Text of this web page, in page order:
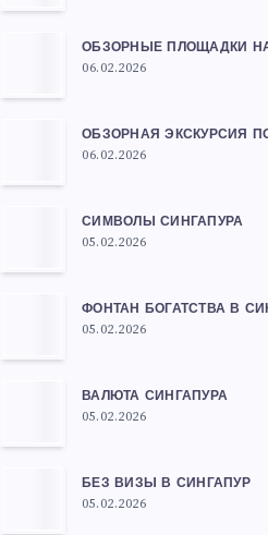
ОБЗОРНЫЕ ПЛОЩАДКИ
06.02.2026
ОБЗОРНАЯ ЭКСКУРСИЯ
06.02.2026
СИМВОЛЫ СИНГАПУРА
05.02.2026
ФОНТАН БОГАТСТВА В
05.02.2026
ВАЛЮТА СИНГАПУРА
05.02.2026
БЕЗ ВИЗЫ В СИНГАПУР
05.02.2026